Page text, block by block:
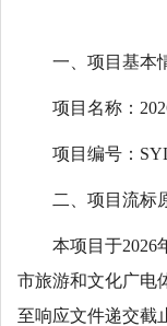
一、项目基本
项目名称：
项目编号：
二、项目流标
本项目于2026
市旅游和文化广电
至响应文件递交截